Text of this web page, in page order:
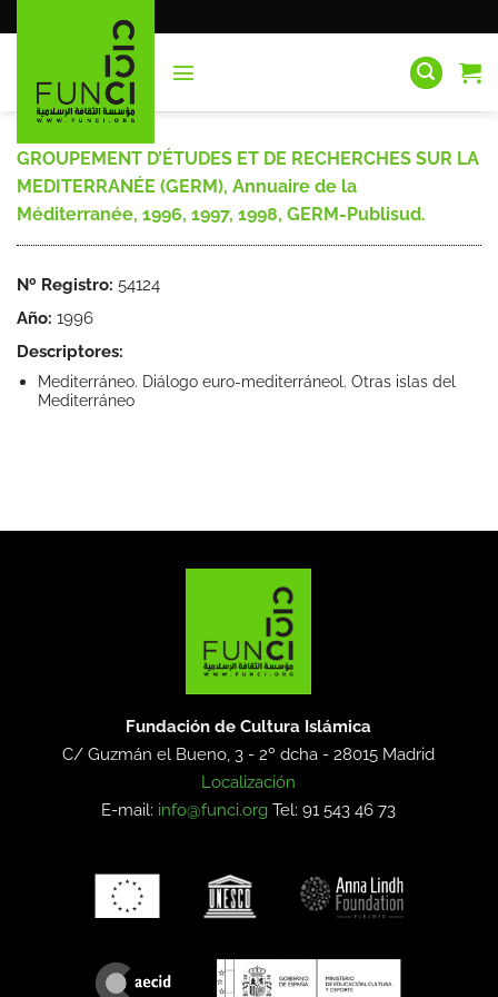
al
GROUPEMENT D’ÉTUDES ET DE RECHERCHES SUR LA
MEDITERRANÉE (GERM), Annuaire de la
Méditerranée, 1996, 1997, 1998, GERM-Publisud.
Nº Registro: 54124
Año: 1996
Descriptores:
Mediterráneo. Diálogo euro-mediterráneol. Otras islas del
Mediterráneo
Fundación de Cultura Islámica
C/ Guzmán el Bueno, 3 - 2º dcha -28015 Madrid
Localización
E-mail: info@funci.org Tel: 91 543 46 73